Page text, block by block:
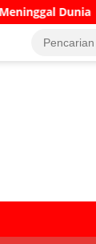
UNUGIRI